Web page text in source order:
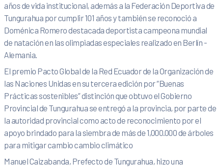
años de vida institucional, además a la Federación Deportiva de
Tungurahua por cumplir 101 años y también se reconoció a
Doménica Romero destacada deportista campeona mundial
de natación en las olimpiadas especiales realizado en Berlín -
Alemania.
El premio Pacto Global de la Red Ecuador de la Organización de
las Naciones Unidas en su tercera edición por “Buenas
Prácticas sostenibles” distinción que obtuvo el Gobierno
Provincial de Tungurahua se entregó a la provincia, por parte de
la autoridad provincial como acto de reconocimiento por el
apoyo brindado para la siembra de más de 1,000.000 de árboles
para mitigar cambio cambio climático
Manuel Caizabanda, Prefecto de Tungurahua, hizo una